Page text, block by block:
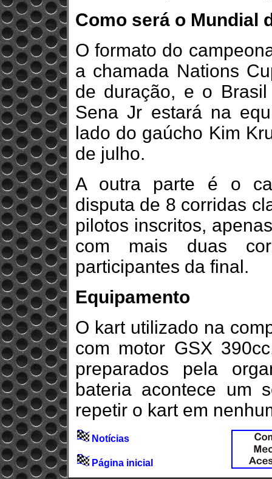
Como será o Mundial
O formato do
a chamada Nations
de duração, e o
Sena Jr estará na
lado do gaúcho Kim
de julho.
A outra parte é o
disputa de 8 corridas
pilotos inscritos,
com mais duas
participantes da final.
Equipamento
O kart utilizado na
com motor GSX
preparados pela
bateria acontece um
repetir o kart em
Notícias
Página inicial